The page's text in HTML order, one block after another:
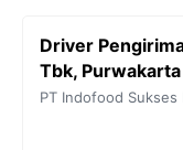
o
o
e
r
a
Driver
Tbk, Purwakarta
PT Indofood Sukses